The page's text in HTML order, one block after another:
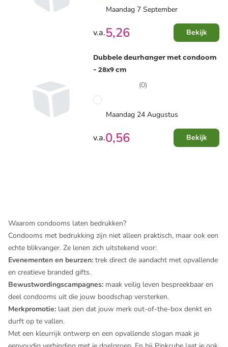
Maandag 7 September
v.a.5,26 Bekijk
Dubbele deurhanger met condoom
- 28x9 cm
(0)
Maandag 24 Augustus
v.a.0,56 Bekijk
Waarom condooms laten bedrukken?
Condooms met bedrukking zijn niet alleen praktisch, maar ook een
echte blikvanger. Ze lenen zich uitstekend voor:
Evenementen en beurzen: trek direct de aandacht met opvallende
en creatieve branded gifts.
Bewustwordingscampagnes: maak veilig leven bespreekbaar en
deel condooms uit die jouw boodschap versterken.
Merkpromotie: laat zien dat jouw merk out-of-the-box denkt en
durft op te vallen.
Met een kleurrijk ontwerp en een opvallende slogan maak je